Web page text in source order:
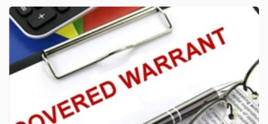
VĨ
MÔ
NGÀNH